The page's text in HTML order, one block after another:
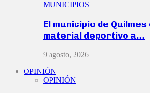
MUNICIPIOS
El municipio de
material deportivo a…
9 agosto, 2026
OPINIÓN
OPINIÓN